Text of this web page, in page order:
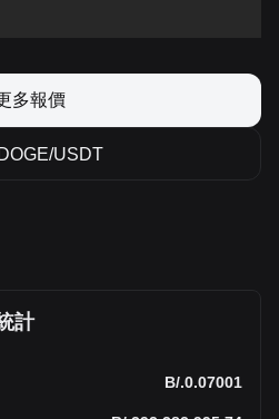
多報價
USDT
計
B/.0.07001